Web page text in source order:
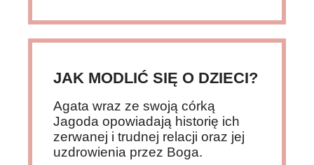
JAK MODLIĆ SIĘ O DZIECI?
Agata wraz ze swoją córką
Jagoda opowiadają historię ich
zerwanej i trudnej relacji oraz jej
uzdrowienia przez Boga.